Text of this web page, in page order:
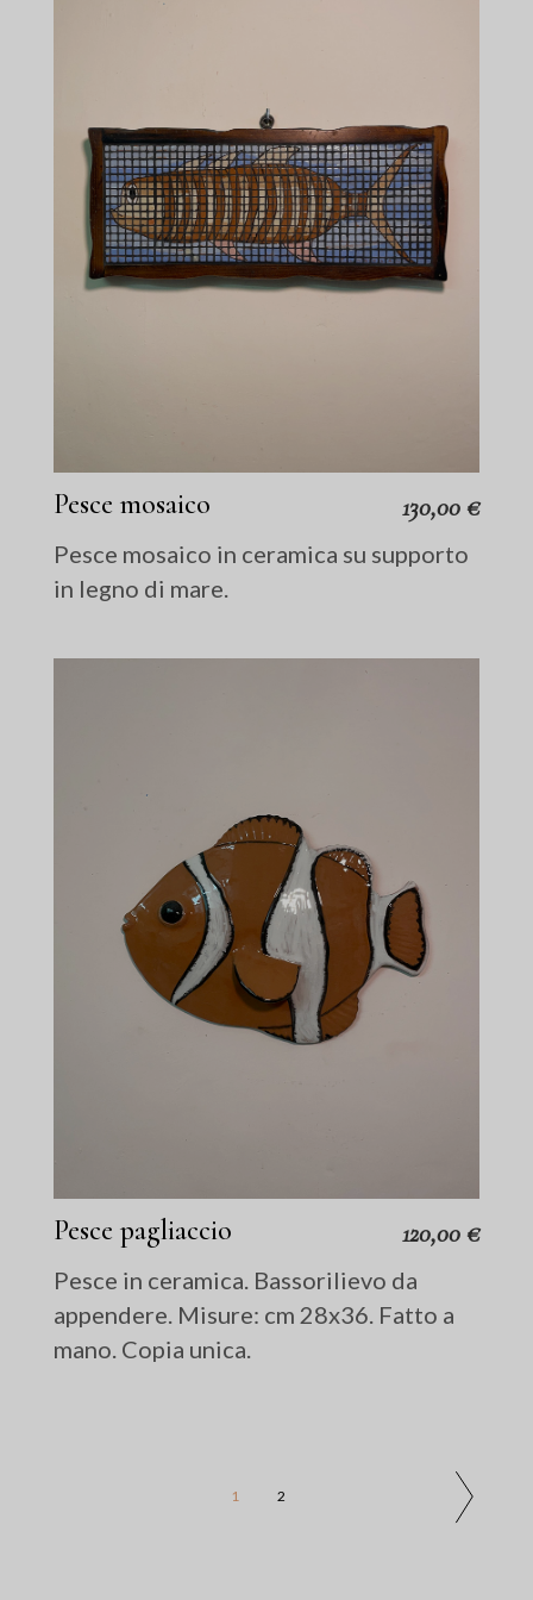
Pesce mosaico 130,00 €
Pesce mosaico in ceramica su supporto
in legno di mare.
Pesce pagliaccio 120,00 €
Pesce in ceramica. Bassorilievo da
appendere. Misure: cm 28x36. Fatto a
mano. Copia unica.
1 2